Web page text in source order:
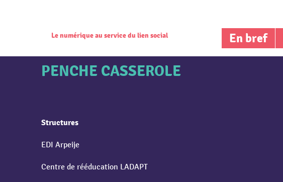
Le numérique au service du lien social En bref
PENCHE CASSEROLE
Structures
EDI Arpeije
Centre de rééducation LADAPT